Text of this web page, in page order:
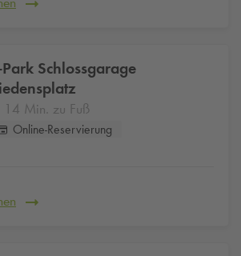
Schlossgarage
14 Min. zu Fuß
Online-Reservierung